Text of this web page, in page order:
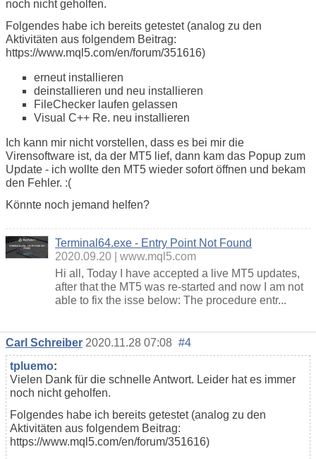
noch nicht geholfen.
Folgendes habe ich bereits getestet (analog zu den
Aktivitäten aus folgendem Beitrag:
https://www.mql5.com/en/forum/351616)
erneut installieren
deinstallieren und neu installieren
FileChecker laufen gelassen
Visual C++ Re. neu installieren
Ich kann mir nicht vorstellen, dass es bei mir die
Virensoftware ist, da der MT5 lief, dann kam das Popup zum
Update - ich wollte den MT5 wieder sofort öffnen und bekam
den Fehler. :(
Könnte noch jemand helfen?
Terminal64.exe - Entry Point Not Found
2020.09.20
www.mql5.com
Hi all, Today I have accepted a live MT5 updates,
after that the MT5 was re-started and now I am not
able to fix the isse below: The procedure entr...
Carl Schreiber 2020.11.28 07:08 #4
tpluemo:
Vielen Dank für die schnelle Antwort. Leider hat es immer
noch nicht geholfen.
Folgendes habe ich bereits getestet (analog zu den
Aktivitäten aus folgendem Beitrag:
https://www.mql5.com/en/forum/351616)